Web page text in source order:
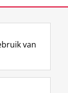
I
n
Y
o
van